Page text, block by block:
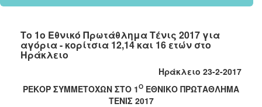
2024
2022
2021
2019
Το 1ο Εθνικό Πρωτάθλημα Τένις 2017 για
αγόρια - κορίτσια 12,14 και 16 ετών στο
Ηράκλειο
Ηράκλειο 23-2-2017
ΡΕΚΟΡ ΣΥΜΜΕΤΟΧΩΝ ΣΤΟ 1Ο ΕΘΝΙΚΟ ΠΡΩΤΑΘΛΗΜΑ
ΤΕΝΙΣ 2017